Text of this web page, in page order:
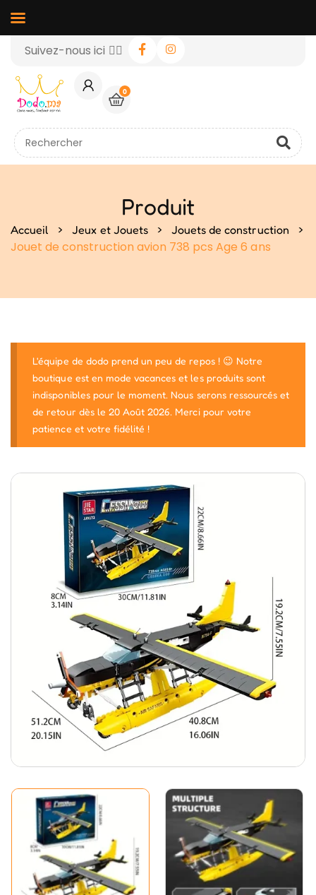
Suivez-nous ici 👉🏻
0
Produit
Accueil > Jeux et Jouets > Jouets de construction
>
Jouet de construction avion 738 pcs Age 6 ans
L'équipe de dodo prend un peu de repos ! 😉 Notre
boutique est en mode vacances et les produits sont
indisponibles pour le moment. Nous serons ressourcés et
de retour dès le 20 Août 2026. Merci pour votre
patience et votre fidélité !